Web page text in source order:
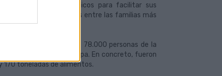
recursos económicos para facilitar sus
ropas y juguetes entre las familias más
propició que más de 78.000 personas de la
a comida, juguetes y ropa. En concreto, fueron
toneladas de alimentos.